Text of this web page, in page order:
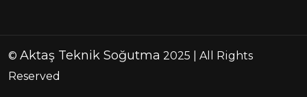
© Aktaş Teknik Soğutma 2025 | All Rights
Reserved